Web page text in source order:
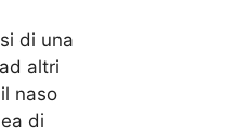
di una
altri
naso
di